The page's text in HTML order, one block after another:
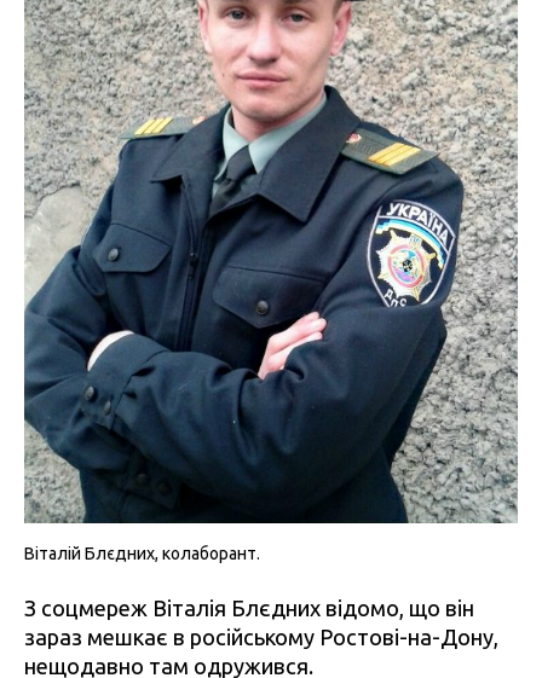
Віталій Блєдних, колаборант.
З соцмереж Віталія Блєдних відомо, що він
зараз мешкає в російському Ростові-на-Дону,
нещодавно там одружився.